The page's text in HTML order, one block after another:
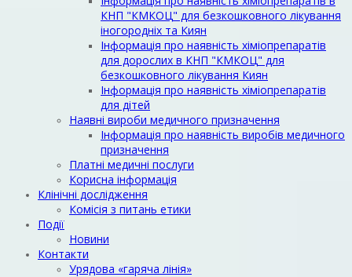
КНП "КМКОЦ" для безкошковного лікування
іногородніх та Киян
Інформація про наявність хіміопрепаратів
для дорослих в КНП "КМКОЦ" для
безкошковного лікування Киян
Інформація про наявність хіміопрепаратів
для дітей
Наявні вироби медичного призначення
Інформація про наявність виробів медичного
призначення
Платні медичні послуги
Корисна інформація
Клінічні дослідження
Комісія з питань етики
Події
Новини
Контакти
Урядова «гаряча лінія»